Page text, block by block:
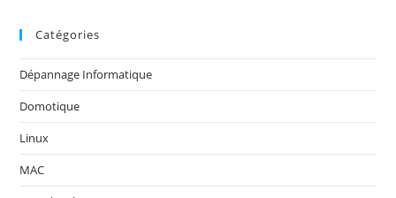
Catégories
Dépannage Informatique
Domotique
Linux
MAC